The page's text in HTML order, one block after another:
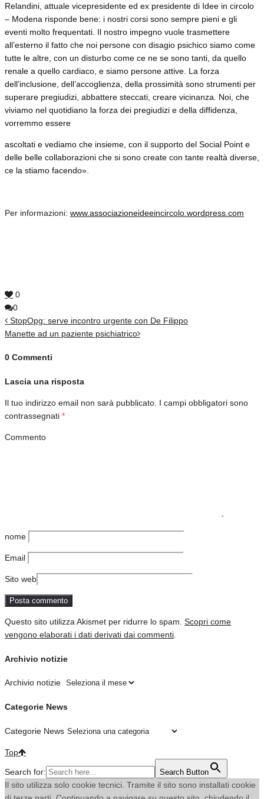
Relandini, attuale vicepresidente ed ex presidente di Idee in circolo
– Modena risponde bene: i nostri corsi sono sempre pieni e gli
eventi molto frequentati. Il nostro impegno vuole trasmettere
all’esterno il fatto che noi persone con disagio psichico siamo come
tutte le altre, con un disturbo come ce ne se sono tanti, da quello
renale a quello cardiaco, e siamo persone attive. La forza
dell’inclusione, dell’accoglienza, della prossimità sono strumenti per
superare pregiudizi, abbattere steccati, creare vicinanza. Noi, che
viviamo nel quotidiano la forza dei pregiudizi e della diffidenza,
vorremmo essere
ascoltati e vediamo che insieme, con il supporto del Social Point e
delle belle collaborazioni che si sono create con tante realtà diverse,
ce la stiamo facendo».
Per informazioni: www.associazioneideeincircolo.wordpress.com
0
0
StopOpg: serve incontro urgente con De Filippo
Manette ad un paziente psichiatrico
0 Commenti
Lascia una risposta
Il tuo indirizzo email non sarà pubblicato. I campi obbligatori sono
contrassegnati *
Commento
nome
Email
Sito web
Questo sito utilizza Akismet per ridurre lo spam. Scopri come
vengono elaborati i dati derivati dai commenti
Archivio notizie
Archivio notizie
Categorie News
Categorie News
Top
Search for: Search Button
Il sito utilizza solo cookie tecnici. Tramite il sito sono installati cookie